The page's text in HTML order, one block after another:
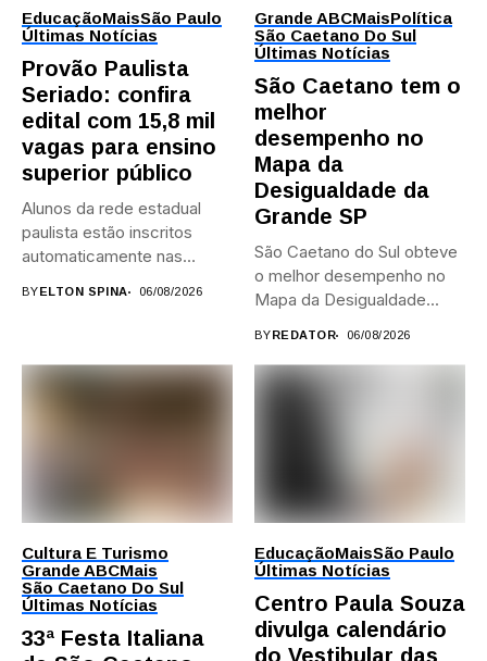
EducaçãoMaisSão Paulo
Últimas Notícias
Provão Paulista
Seriado: confira
edital com 15,8 mil
vagas para ensino
superior público
Alunos da rede estadual
paulista estão inscritos
automaticamente nas
BY ELTON SPINA 06/08/2026
Grande ABCMaisPolítica
São Caetano Do Sul
Últimas Notícias
São Caetano tem o
melhor
desempenho no
Mapa da
Desigualdade da
Grande SP
São Caetano do Sul obteve
o melhor desempenho no
Mapa da Desigualdade...
BY REDATOR 06/08/2026
Cultura E Turismo
Grande ABCMais
São Caetano Do Sul
Últimas Notícias
33ª Festa Italiana
EducaçãoMaisSão Paulo
Últimas Notícias
Centro Paula Souza
divulga calendário
do Vestibular das